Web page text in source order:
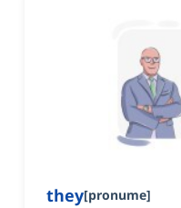
they[pronume]